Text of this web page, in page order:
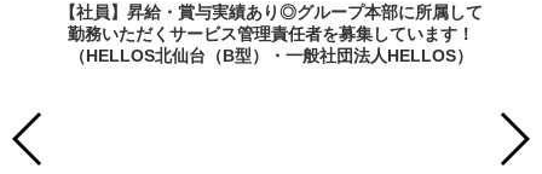
【社員】昇給・賞与実績あり◎グループ本部に所属して
勤務いただくサービス管理責任者を募集しています！
（HELLOS北仙台（B型）・一般社団法人HELLOS）